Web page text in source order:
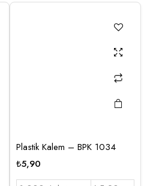
Plastik Kalem – BPK 1034
₺5,90